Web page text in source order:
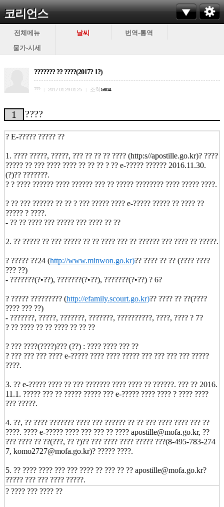
코리언스
전체메뉴 날씨
번역-통역
물가-시세
??????? ?? ????(2017? 1?)
??? 2017.01.29 01:25 조회 5604
1 ????
? E-????? ????? ??
1. ???? ?????, ?????, ??? ?? ?? ?? ???? (http:s//apostille.go.kr)? ????
????? ?? ??? ???? ???? ?? ?? ?? ? ?? e-????? ?????? 2016.11.30.
(?)?? ???????.
? ? ???? ?????? ???? ?????? ??? ?? ????? ???????? ???? ????? ????.
? ?? ??? ?????? ?? ?? ? ??? ????? ???? e-????? ????? ?? ???? ??
????? ? ????.
- ?? ?? ???? ??? ????? ??? ???? ?? ??
2. ?? ????? ?? ??? ????? ?? ?? ???? ??? ?? ?????? ??? ???? ?? ?????.
? ????? ??24 (http://www.minwon.go.kr)?? ???? ?? ?? (???? ????
??? ??)
- ???????(?•??), ???????(?•??), ???????(?•??) ? 6?
? ????? ????????? (http://efamily.scourt.go.kr)?? ???? ?? ??(????
???? ??? ??)
- ???????, ?????, ???????, ???????, ??????????, ????, ???? ? 7?
? ?? ???? ?? ?? ???? ?? ?? ??
? ??? ????(????)??? (??) : ???? ???? ??? ??
? ??? ??? ??? ???? e-????? ???? ???? ????? ??? ??? ??? ??? ?????
????.
3. ?? e-????? ???? ?? ??? ??????? ???? ???? ?? ??????. ??? ?? 2016.
11.1. ????? ??? ?? ????? ????? ??? e-????? ???? ???? ? ???? ????
??? ?????.
4. ??, ?? ???? ??????? ???? ??? ?????? ?? ?? ??? ???? ???? ??? ??
????. ???? e-????? ???? ??? ??? ?? ???? apostille@mofa.go.kr, ??
??? ???? ?? ??(???, ?? ?)?? ??? ???? ???? ????? ???(8-495-783-274
7, komo2727@mofa.go.kr)? ????? ????.
5. ?? ???? ???? ??? ??? ???? ?? ??? ?? ?? apostille@mofa.go.kr?
????? ??? ??? ???? ?????.
? ???? ??? ???? ??